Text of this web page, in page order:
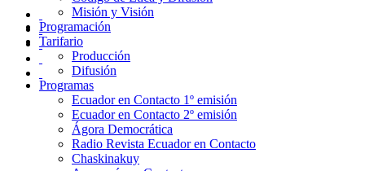
Misión y Visión
Programación
Tarifario
Producción
Difusión
Programas
Ecuador en Contacto 1º emisión
Ecuador en Contacto 2º emisión
Ágora Democrática
Radio Revista Ecuador en Contacto
Chaskinakuy